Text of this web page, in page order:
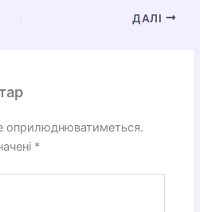
ДАЛІ
оприлюднюватиметься.
*